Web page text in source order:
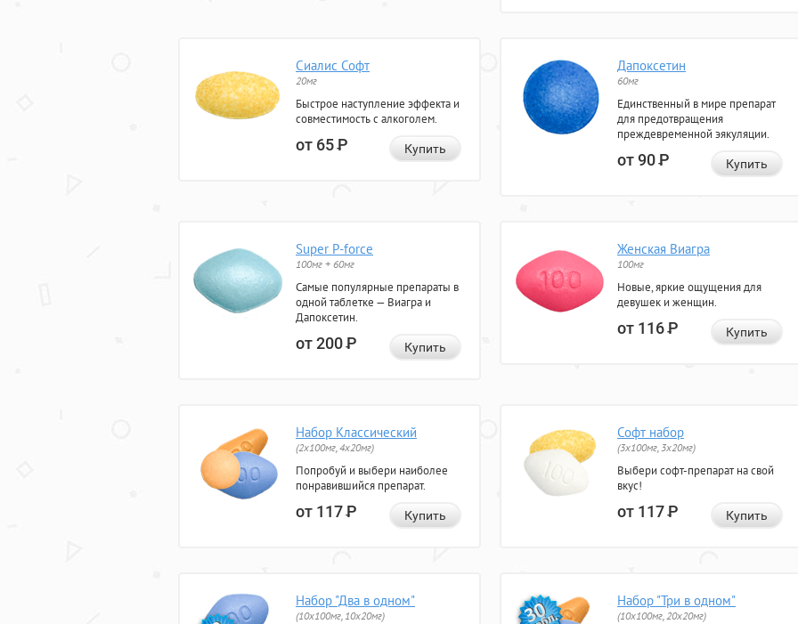
Сиалис Софт
20мг
Быстрое наступление эффекта и
совместимость с алкоголем.
от 65Р Купить
Дапоксетин
60мг
Единственный в мире препарат
для предотвращения
преждевременной эякуляции.
от 90Р Купить
Super P-force
100мг + 60мг
Самые популярные препараты в
одной таблетке — Виагра и
Дапоксетин.
от 200Р Купить
Женская Виагра
100мг
Новые, яркие ощущения для
девушек и женщин.
от 116Р Купить
Набор Классический
(2x100мг, 4x20мг)
Попробуй и выбери наиболее
понравившийся препарат.
от 117Р Купить
Софт набор
(3x100мг, 3x20мг)
Выбери софт-препарат на свой
вкус!
от 117Р Купить
Набор "Два в одном"
(10x100мг, 10x20мг)
Набор "Три в одном"
(10x100мг, 20x20мг)